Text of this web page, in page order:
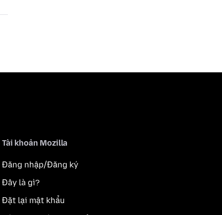
Tài khoản Mozilla
Đăng nhập/Đăng ký
Đây là gì?
Đặt lại mật khẩu